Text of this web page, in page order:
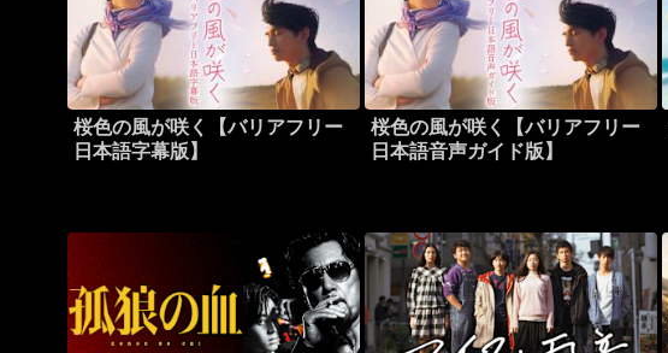
桜色の風が咲く【バリアフリー
日本語字幕版】
桜色の風が咲く【バリアフリー
日本語音声ガイド版】